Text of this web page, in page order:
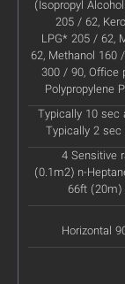
(Isopropyl
205 / 62,
LPG* 205 / 62,
62, Methanol 160
300 / 90, Office
Polypropylene
Typically 10 sec
Typically 2
4 Sensitive
(0.1m2) n-
66ft
Horizontal